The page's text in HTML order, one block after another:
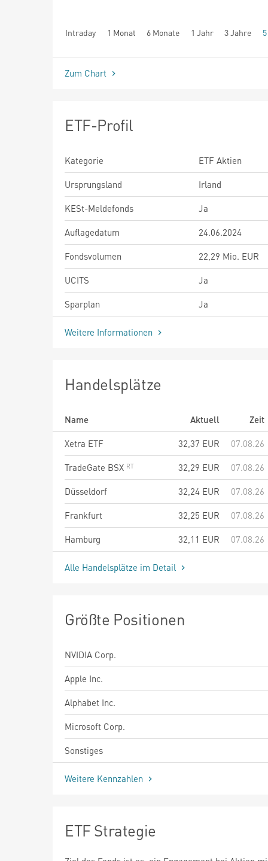
Intraday 1 Monat 6 Monate 1 Jahr 3 Jahre
seit Beginn
Zum Chart
ETF-Profil
Kategorie
ETF Aktien
Ursprungsland
Irland
KESt-Meldefonds
Ja
Auflagedatum
24.06.2024
Fondsvolumen
22,29 Mio. EUR
UCITS
Ja
Sparplan
Ja
Weitere Informationen
Handelsplätze
Name Aktuell
Zeit
Xetra ETF
32,37 EUR
07.08.26
TradeGate BSX
32,29 EUR
07.08.26
Düsseldorf
32,24 EUR
07.08.26
Frankfurt
32,25 EUR
07.08.26
Hamburg
32,11 EUR 07.08.26
Alle Handelsplätze im Detail
Größte Positionen
NVIDIA Corp.
Apple Inc.
Alphabet Inc.
Microsoft Corp.
Sonstiges
Weitere Kennzahlen
ETF Strategie